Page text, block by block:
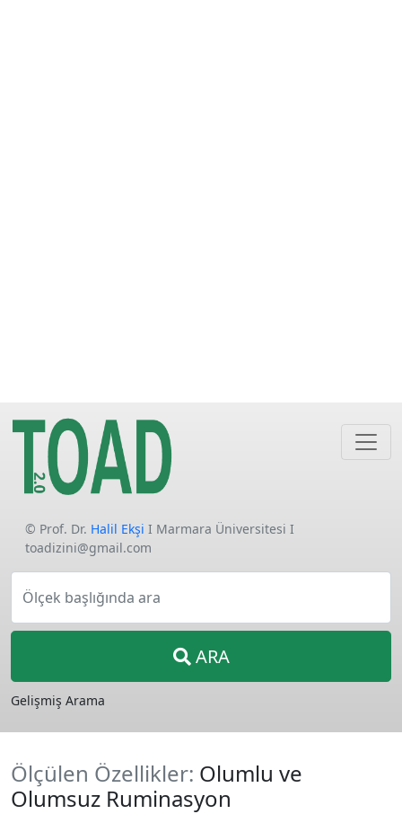
© Prof. Dr. Halil Ekşi I Marmara Üniversitesi I
toadizini@gmail.com
Ölçek başlığında ara
ARA
Gelişmiş Arama
Ölçülen Özellikler: Olumlu ve
Olumsuz Ruminasyon